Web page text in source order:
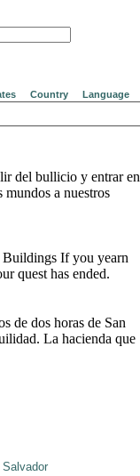
Country Language
del bullicio y entrar en
mundos a nuestros
If you yearn
quest has ended.
de dos horas de San
La hacienda que
Salvador